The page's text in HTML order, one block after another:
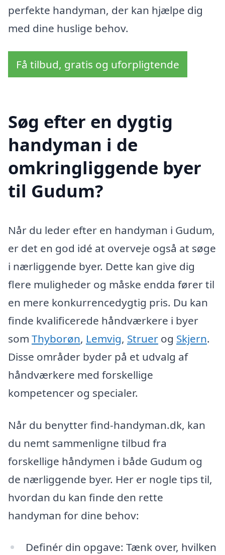
perfekte handyman, der kan hjælpe dig
med dine huslige behov.
Få tilbud, gratis og uforpligtende
Søg efter en dygtig
handyman i de
omkringliggende byer
til Gudum?
Når du leder efter en handyman i Gudum,
er det en god idé at overveje også at søge
i nærliggende byer. Dette kan give dig
flere muligheder og måske endda fører til
en mere konkurrencedygtig pris. Du kan
finde kvalificerede håndværkere i byer
som Thyborøn, Lemvig, Struer og Skjern.
Disse områder byder på et udvalg af
håndværkere med forskellige
kompetencer og specialer.
Når du benytter find-handyman.dk, kan
du nemt sammenligne tilbud fra
forskellige håndymen i både Gudum og
de nærliggende byer. Her er nogle tips til,
hvordan du kan finde den rette
handyman for dine behov:
Definér din opgave: Tænk over, hvilken